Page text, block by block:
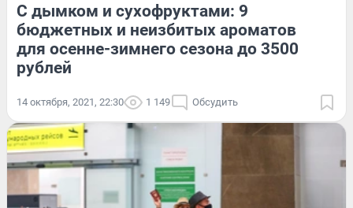
С дымком и сухофруктами: 9
бюджетных и неизбитых ароматов
для осенне-зимнего сезона до 3500
рублей
14 октября, 2021, 22:30 1 149 Обсудить